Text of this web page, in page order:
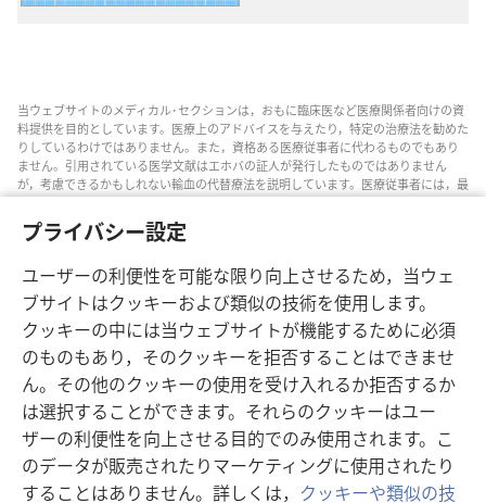
プライバシー設定
ユーザーの利便性を可能な限り向上させるため，当ウェ
ブサイトはクッキーおよび類似の技術を使用します。
クッキーの中には当ウェブサイトが機能するために必須
のものもあり，そのクッキーを拒否することはできませ
ん。その他のクッキーの使用を受け入れるか拒否するか
は選択することができます。それらのクッキーはユー
ザーの利便性を向上させる目的でのみ使用されます。こ
のデータが販売されたりマーケティングに使用されたり
することはありません。詳しくは， クッキーや類似の技
オ
プ
ショ
ン
の
代
替
療
法
―
簡
便，
当ウェブサイトのメディカル･セクションは，おもに臨床医など医療関係者向けの資
料提供を目的としています。医療上のアドバイスを与えたり，特定の治療法を勧めた
りしているわけではありません。また，資格ある医療従事者に代わるものでもあり
ません。引用されている医学文献はエホバの証人が発行したものではありません
が，考慮できるかもしれない輸血の代替療法を説明しています。医療従事者には，最
新情報に通じるようにし，患者と治療の選択肢について話し合い，患者が自分の健
康状態，意思，価値観，信条に合った決定を下せるよう助ける責任があります。記
されている方法すべてがどの患者にも当てはまるとは限らず，患者によっては受け入
患者の皆さんへ: 自分の健康状態や治療法については，医師などの医療従事者のアド
バイスを求めるようにしてください。病気の疑いがあるなら，医師の診察を受けて
ください。
このウェブサイトの利用は，当サイトの利用規約に準拠するものとします。
画面表示の設定